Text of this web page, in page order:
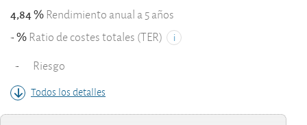
4,84 %Rendimiento anual a 5 años
- %Ratio de costes totales (TER)
- Riesgo
Todos los detalles